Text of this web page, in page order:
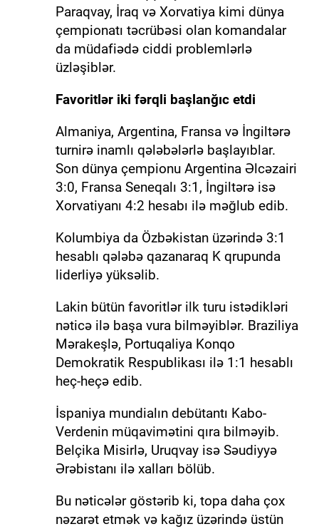
Paraqvay, İraq və Xorvatiya kimi dünya
çempionatı təcrübəsi olan komandalar
da müdafiədə ciddi problemlərlə
üzləşiblər.
Favoritlər iki fərqli başlanğıc etdi
Almaniya, Argentina, Fransa və İngiltərə
turnirə inamlı qələbələrlə başlayıblar.
Son dünya çempionu Argentina Əlcəzairi
3:0, Fransa Seneqalı 3:1, İngiltərə isə
Xorvatiyanı 4:2 hesabı ilə məğlub edib.
Kolumbiya da Özbəkistan üzərində 3:1
hesablı qələbə qazanaraq K qrupunda
liderliyə yüksəlib.
Lakin bütün favoritlər ilk turu istədikləri
nəticə ilə başa vura bilməyiblər. Braziliya
Mərakeşlə, Portuqaliya Konqo
Demokratik Respublikası ilə 1:1 hesablı
heç-heçə edib.
İspaniya mundialın debütantı Kabo-
Verdenin müqavimətini qıra bilməyib.
Belçika Misirlə, Uruqvay isə Səudiyyə
Ərəbistanı ilə xalları bölüb.
Bu nəticələr göstərib ki, topa daha çox
nəzarət etmək və kağız üzərində üstün